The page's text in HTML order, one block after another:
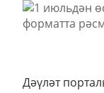
Дәүләт